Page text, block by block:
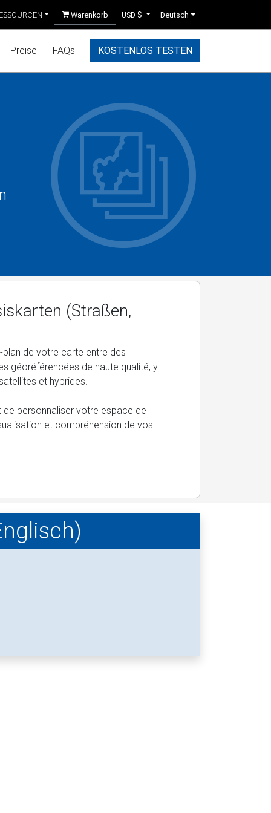
Warenkorb USD $ Deutsch
Preise FAQs KOSTENLOS TESTEN
(Straßen,
plan de votre carte entre des
géoréférencées de haute qualité, y
et hybrides.
personnaliser votre espace de
et compréhension de vos